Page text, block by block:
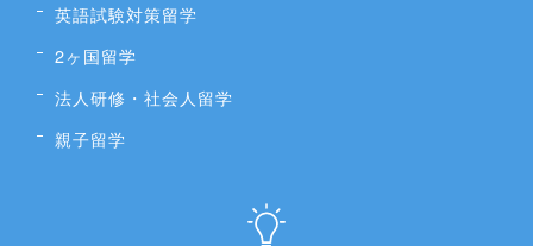
英語試験対策留学
2ヶ国留学
法人研修・社会人留学
親子留学